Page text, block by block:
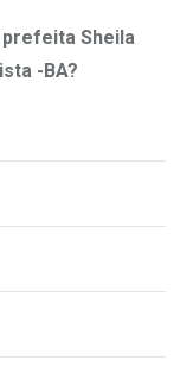
prefeita Sheila
-BA?